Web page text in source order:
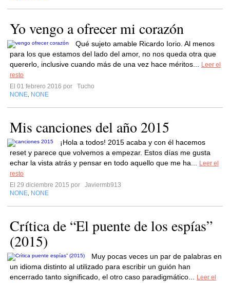
Yo vengo a ofrecer mi corazón
Qué sujeto amable Ricardo Iorio. Al menos
para los que estamos del lado del amor, no nos queda otra que
quererlo, inclusive cuando más de una vez hace méritos...
Leer el
resto
El 01 febrero 2016 por
Tucho
NONE NONE
Mis canciones del año 2015
¡Hola a todos! 2015 acaba y con él hacemos
reset y parece que volvemos a empezar. Estos días me gusta
echar la vista atrás y pensar en todo aquello que me ha...
Leer el
resto
El 29 diciembre 2015 por
Javiermb913
NONE NONE
Crítica de “El puente de los espías”
(2015)
Muy pocas veces un par de palabras en
un idioma distinto al utilizado para escribir un guión han
encerrado tanto significado, el otro caso paradigmático...
Leer el